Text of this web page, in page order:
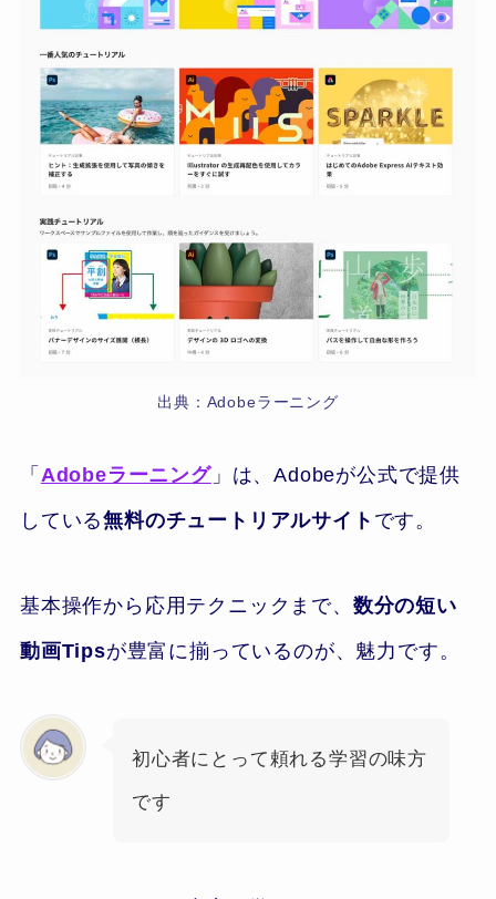
出典：Adobeラーニング
「 Adobeラーニング」は、Adobeが公式で提供
している無料のチュートリアルサイト です。
基本操作から応用テクニックまで、 数分の短い
動画Tipsが豊富に揃っているのが、魅力です。
初心者にとって頼れる学習の味方
です